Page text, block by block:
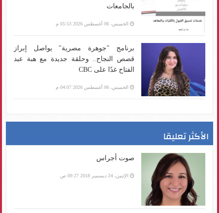
بالجامعات
الخميس، 06 أغسطس 2026 05:53 م
برنامج "جوهرة مصرية" يواصل إبراز
قصص النجاح.. وحلقة جديدة مع هبة عبد
الفتاح غدًا على CBC
الخميس، 06 أغسطس 2026 04:07 م
الأكثر تعليقا
صوت أجراس
الإثنين، 24 ديسمبر 2018 09:27 ص